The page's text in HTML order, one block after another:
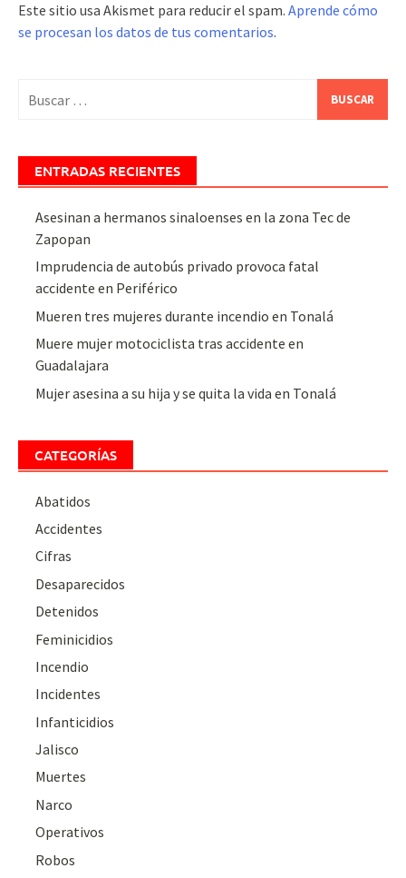
Este sitio usa Akismet para reducir el spam. Aprende cómo
se procesan los datos de tus comentarios.
ENTRADAS RECIENTES
Asesinan a hermanos sinaloenses en la zona Tec de
Zapopan
Imprudencia de autobús privado provoca fatal
accidente en Periférico
Mueren tres mujeres durante incendio en Tonalá
Muere mujer motociclista tras accidente en
Guadalajara
Mujer asesina a su hija y se quita la vida en Tonalá
CATEGORÍAS
Abatidos
Accidentes
Cifras
Desaparecidos
Detenidos
Feminicidios
Incendio
Incidentes
Infanticidios
Jalisco
Muertes
Narco
Operativos
Robos